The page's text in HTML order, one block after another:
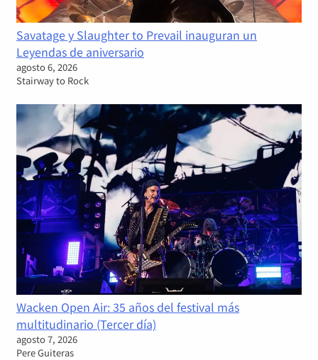
Savatage y Slaughter to Prevail inauguran un
Leyendas de aniversario
agosto 6, 2026
Stairway to Rock
Wacken Open Air: 35 años del festival más
multitudinario (Tercer día)
agosto 7, 2026
Pere Guiteras